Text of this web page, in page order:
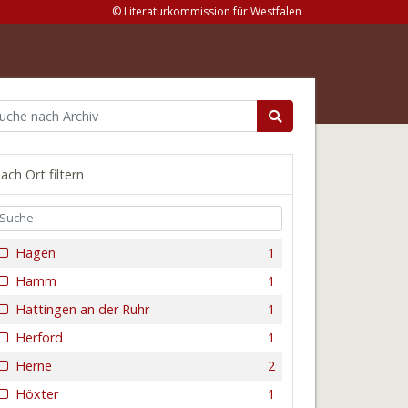
© Literaturkommission für Westfalen
Ort filtern
1
Hagen
1
Hamm
1
Hattingen an der Ruhr
1
Herford
2
Herne
1
Höxter